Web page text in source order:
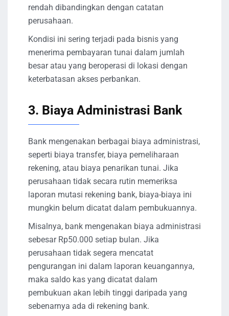
rendah dibandingkan dengan catatan
perusahaan.
Kondisi ini sering terjadi pada bisnis yang
menerima pembayaran tunai dalam jumlah
besar atau yang beroperasi di lokasi dengan
keterbatasan akses perbankan.
3. Biaya Administrasi Bank
Bank mengenakan berbagai biaya administrasi,
seperti biaya transfer, biaya pemeliharaan
rekening, atau biaya penarikan tunai. Jika
perusahaan tidak secara rutin memeriksa
laporan mutasi rekening bank, biaya-biaya ini
mungkin belum dicatat dalam pembukuannya.
Misalnya, bank mengenakan biaya administrasi
sebesar Rp50.000 setiap bulan. Jika
perusahaan tidak segera mencatat
pengurangan ini dalam laporan keuangannya,
maka saldo kas yang dicatat dalam
pembukuan akan lebih tinggi daripada yang
sebenarnya ada di rekening bank.